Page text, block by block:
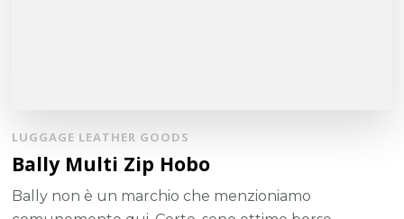
LUGGAGE LEATHER GOODS
Bally Multi Zip Hobo
Bally non è un marchio che menzioniamo